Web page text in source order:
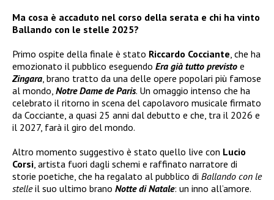
Ma cosa è accaduto nel corso della serata e chi ha vinto
Ballando con le stelle 2025?
Primo ospite della finale è stato Riccardo Cocciante, che ha
emozionato il pubblico eseguendo Era già tutto previsto e
Zingara, brano tratto da una delle opere popolari più famose
al mondo, Notre Dame de Paris. Un omaggio intenso che ha
celebrato il ritorno in scena del capolavoro musicale firmato
da Cocciante, a quasi 25 anni dal debutto e che, tra il 2026 e
il 2027, farà il giro del mondo.
Altro momento suggestivo è stato quello live con Lucio
Corsi, artista fuori dagli schemi e raffinato narratore di
storie poetiche, che ha regalato al pubblico di Ballando con le
stelleil suo ultimo brano Notte di Natale: un inno all’amore.